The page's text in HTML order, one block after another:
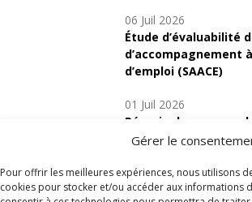
Gérer le
Pour offrir les meilleures expériences, nous utilisons
cookies pour stocker et/ou accéder aux informations
06 Juil 2026
Étude d’évaluabilité
d’accompagnement
d’emploi (SAACE)
01 Juil 2026
Pénurie du personnel
indicateurs d’offre de